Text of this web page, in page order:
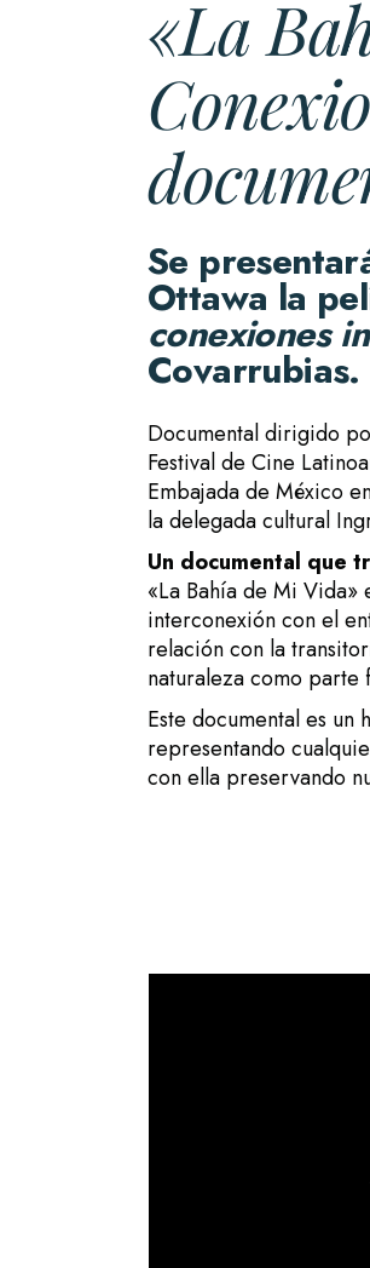
«La
Se
Ottawa la
conexiones
Covarrubias.
Documental dirigido
Festival de Cine
Embajada de México
la delegada cultural
Un documental que
«La Bahía de Mi Vida»
interconexión con el
relación con la
naturaleza como parte
Este documental es un
representando
con ella preservando